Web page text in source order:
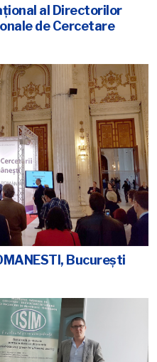
al Directorilor
de Cercetare
Bucureşti